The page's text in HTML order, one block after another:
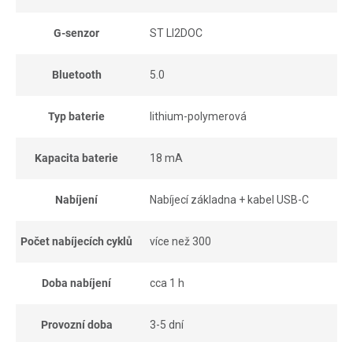
G-senzor ST LI2DOC
Bluetooth 5.0
Typ baterie lithium-polymerová
Kapacita baterie 18 mA
Nabíjení Nabíjecí základna + kabel USB-C
Počet nabíjecích cyklů více než 300
Doba nabíjení cca 1 h
Provozní doba 3-5 dní